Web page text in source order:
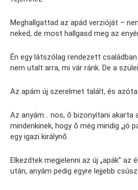
Meghallgattad az apád verzióját –
neked, de most hallgasd meg az
Én egy látszólag rendezett
nem utalt arra, mi vár ránk. De a
Az apám új szerelmet talált, és
Az anyám… nos, ő bizonyítani akarta
mindenkinek, hogy ő még mindig „jó
egy igazi királynő.
Elkezdtek megjelenni az új „apák” az
után, anyám pedig egyre lejjebb